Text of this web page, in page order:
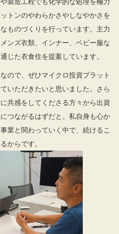
トンのやわらかさやしなやかさを
ものづくりを行っています。主力
ンズ衣類、インナー、ベビー服な
じた衣食住を提案しています。
ので、ぜひマイクロ投資プラット
いただきたいと思いました。さら
共感をしてくださる方々から出資
つながるはずだと。私自身も心か
業と関わっていく中で、続けるこ
からです。